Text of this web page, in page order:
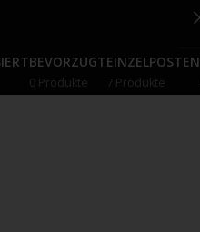
BEVORZUGT
0 Produkte
EINZELPOSTEN
7 Produkte